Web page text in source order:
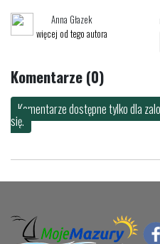
Anna Głazek
więcej od tego autora
Komentarze (0)
Komentarze dostępne tylko dla
się.